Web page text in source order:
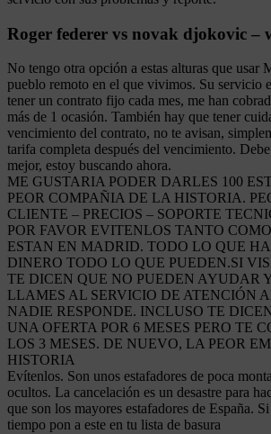
Roger federer vs novak djokovic –
No tengo otra opción a estas alturas que usar
pueblo remoto en el que vivimos. Su servicio
tener un contrato fijo cada mes, me han
más de 1 ocasión. También hay que tener
vencimiento del contrato, no te avisan,
tarifa completa después del vencimiento.
mejor, estoy buscando ahora.
ME GUSTARIA PODER DARLES 100
PEOR COMPAÑIA DE LA HISTORIA.
CLIENTE – PRECIOS – SOPORTE
POR FAVOR EVITENLOS TANTO
ESTAN EN MADRID. TODO LO QUE
DINERO TODO LO QUE PUEDEN.SI
TE DICEN QUE NO PUEDEN AYUDAR
LLAMES AL SERVICIO DE ATENCIÓN
NADIE RESPONDE. INCLUSO TE
UNA OFERTA POR 6 MESES PERO TE
LOS 3 MESES. DE NUEVO, LA PEOR
HISTORIA
Evítenlos. Son unos estafadores de poca
ocultos. La cancelación es un desastre para
que son los mayores estafadores de España.
tiempo pon a este en tu lista de basura